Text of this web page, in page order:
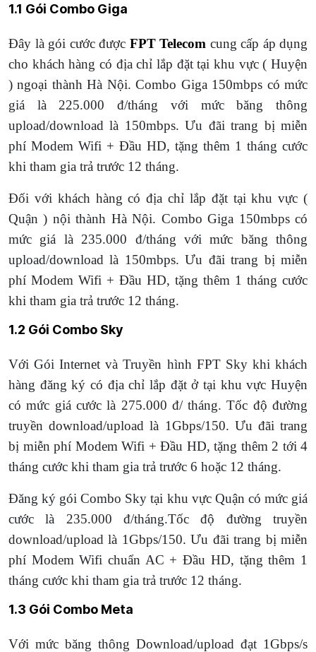
1.1 Gói Combo Giga
Đây là gói cước được FPT Telecom cung cấp áp dụng
cho khách hàng có địa chỉ lắp đặt tại khu vực ( Huyện
) ngoại thành Hà Nội. Combo Giga 150mbps có mức
giá là 225.000 đ/tháng với mức băng thông
upload/download là 150mbps. Ưu đãi trang bị miễn
phí Modem Wifi + Đầu HD, tặng thêm 1 tháng cước
khi tham gia trả trước 12 tháng.
Đối với khách hàng có địa chỉ lắp đặt tại khu vực (
Quận ) nội thành Hà Nội. Combo Giga 150mbps có
mức giá là 235.000 đ/tháng với mức băng thông
upload/download là 150mbps. Ưu đãi trang bị miễn
phí Modem Wifi + Đầu HD, tặng thêm 1 tháng cước
khi tham gia trả trước 12 tháng.
1.2 Gói Combo Sky
Với Gói Internet và Truyền hình FPT Sky khi khách
hàng đăng ký có địa chỉ lắp đặt ở tại khu vực Huyện
có mức giá cước là 275.000 đ/ tháng. Tốc độ đường
truyền download/upload là 1Gbps/150. Ưu đãi trang
bị miễn phí Modem Wifi + Đầu HD, tặng thêm 2 tới 4
tháng cước khi tham gia trả trước 6 hoặc 12 tháng.
Đăng ký gói Combo Sky tại khu vực Quận có mức giá
cước là 235.000 đ/tháng.Tốc độ đường truyền
download/upload là 1Gbps/150. Ưu đãi trang bị miễn
phí Modem Wifi chuẩn AC + Đầu HD, tặng thêm 1
tháng cước khi tham gia trả trước 12 tháng.
1.3 Gói Combo Meta
Với mức băng thông Download/upload đạt 1Gbps/s